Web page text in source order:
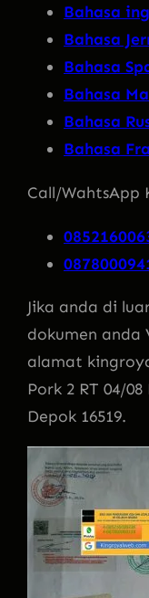
Bahasa
Bahasa
Bahasa
Bahasa
Bahasa
Bahasa
Call/WahtsApp
Jika anda di
dokumen anda
alamat
Pork 2 RT 04/
Depok 16519.